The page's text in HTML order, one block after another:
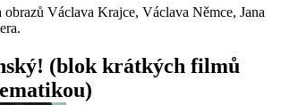
Václava Krajce, Václava Němce, Jana
(blok krátkých filmů